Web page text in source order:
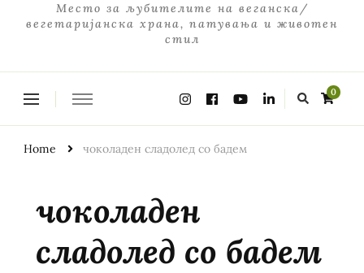
Место за љубителите на веганска/
вегетаријанска храна, патувања и животен
стил
0
Home чоколаден сладолед со бадем
чоколаден
сладолед со бадем